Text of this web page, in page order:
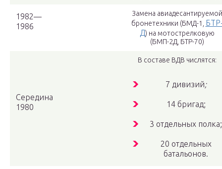
1982—
1986
Замена авиадесантируемой
бронетехники (БМД-1,
Д) на мотострелковую
(БМП-2Д, БТР-70)
Середина
1980
В составе ВДВ числятся:
7 дивизий;
14 бригад;
3 отдельных полка;
20 отдельных
батальонов.